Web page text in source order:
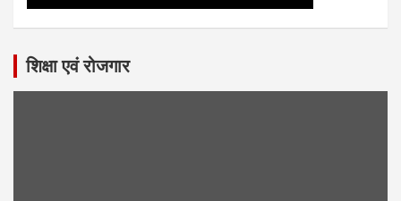
शिक्षा एवं रोजगार